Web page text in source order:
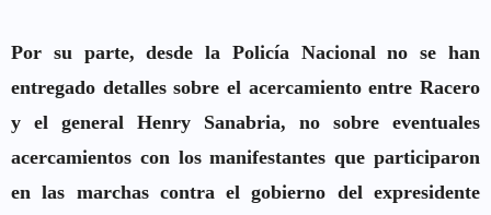
Por su parte, desde la Policía Nacional no se han
entregado detalles sobre el acercamiento entre Racero
y el general Henry Sanabria, no sobre eventuales
acercamientos con los manifestantes que participaron
en las marchas contra el gobierno del expresidente